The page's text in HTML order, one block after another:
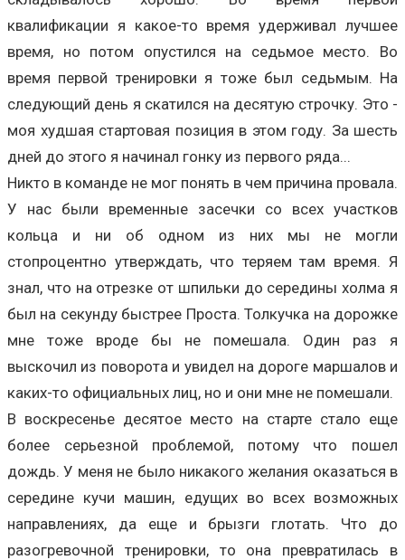
квалификации я какое-то время удерживал лучшее
время, но потом опустился на седьмое место. Во
время первой тренировки я тоже был седьмым. На
следующий день я скатился на десятую строчку. Это -
моя худшая стартовая позиция в этом году. За шесть
дней до этого я начинал гонку из первого ряда...
Никто в команде не мог понять в чем причина провала.
У нас были временные засечки со всех участков
кольца и ни об одном из них мы не могли
стопроцентно утверждать, что теряем там время. Я
знал, что на отрезке от шпильки до середины холма я
был на секунду быстрее Проста. Толкучка на дорожке
мне тоже вроде бы не помешала. Один раз я
выскочил из поворота и увидел на дороге маршалов и
каких-то официальных лиц, но и они мне не помешали.
В воскресенье десятое место на старте стало еще
более серьезной проблемой, потому что пошел
дождь. У меня не было никакого желания оказаться в
середине кучи машин, едущих во всех возможных
направлениях, да еще и брызги глотать. Что до
разогревочной тренировки, то она превратилась в